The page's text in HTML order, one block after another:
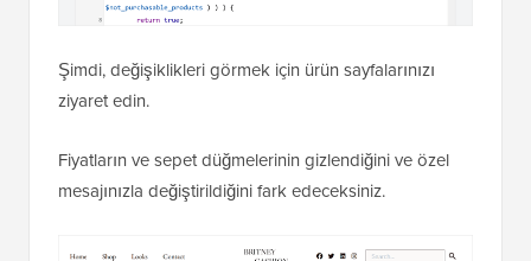
Şimdi, değişiklikleri görmek için ürün sayfalarınızı
ziyaret edin.
Fiyatların ve sepet düğmelerinin gizlendiğini ve özel
mesajınızla değiştirildiğini fark edeceksiniz.